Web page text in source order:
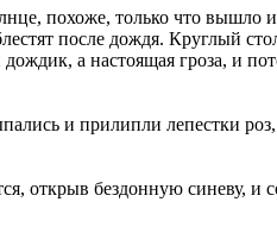
похоже, только что вышло
после дождя. Круглый
а настоящая гроза, и
и прилипли лепестки
открыв бездонную синеву, и